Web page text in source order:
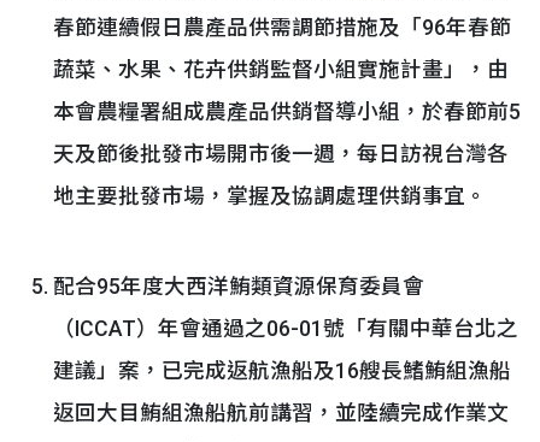
春節連續假日農產品供需調節措施及「96年春節
蔬菜、水果、花卉供銷監督小組實施計畫」，由
本會農糧署組成農產品供銷督導小組，於春節前5
天及節後批發市場開市後一週，每日訪視台灣各
地主要批發市場，掌握及協調處理供銷事宜。
配合95年度大西洋鮪類資源保育委員會
（ICCAT）年會通過之06-01號「有關中華台北之
建議」案，已完成返航漁船及16艘長鰭鮪組漁船
返回大目鮪組漁船航前講習，並陸續完成作業文